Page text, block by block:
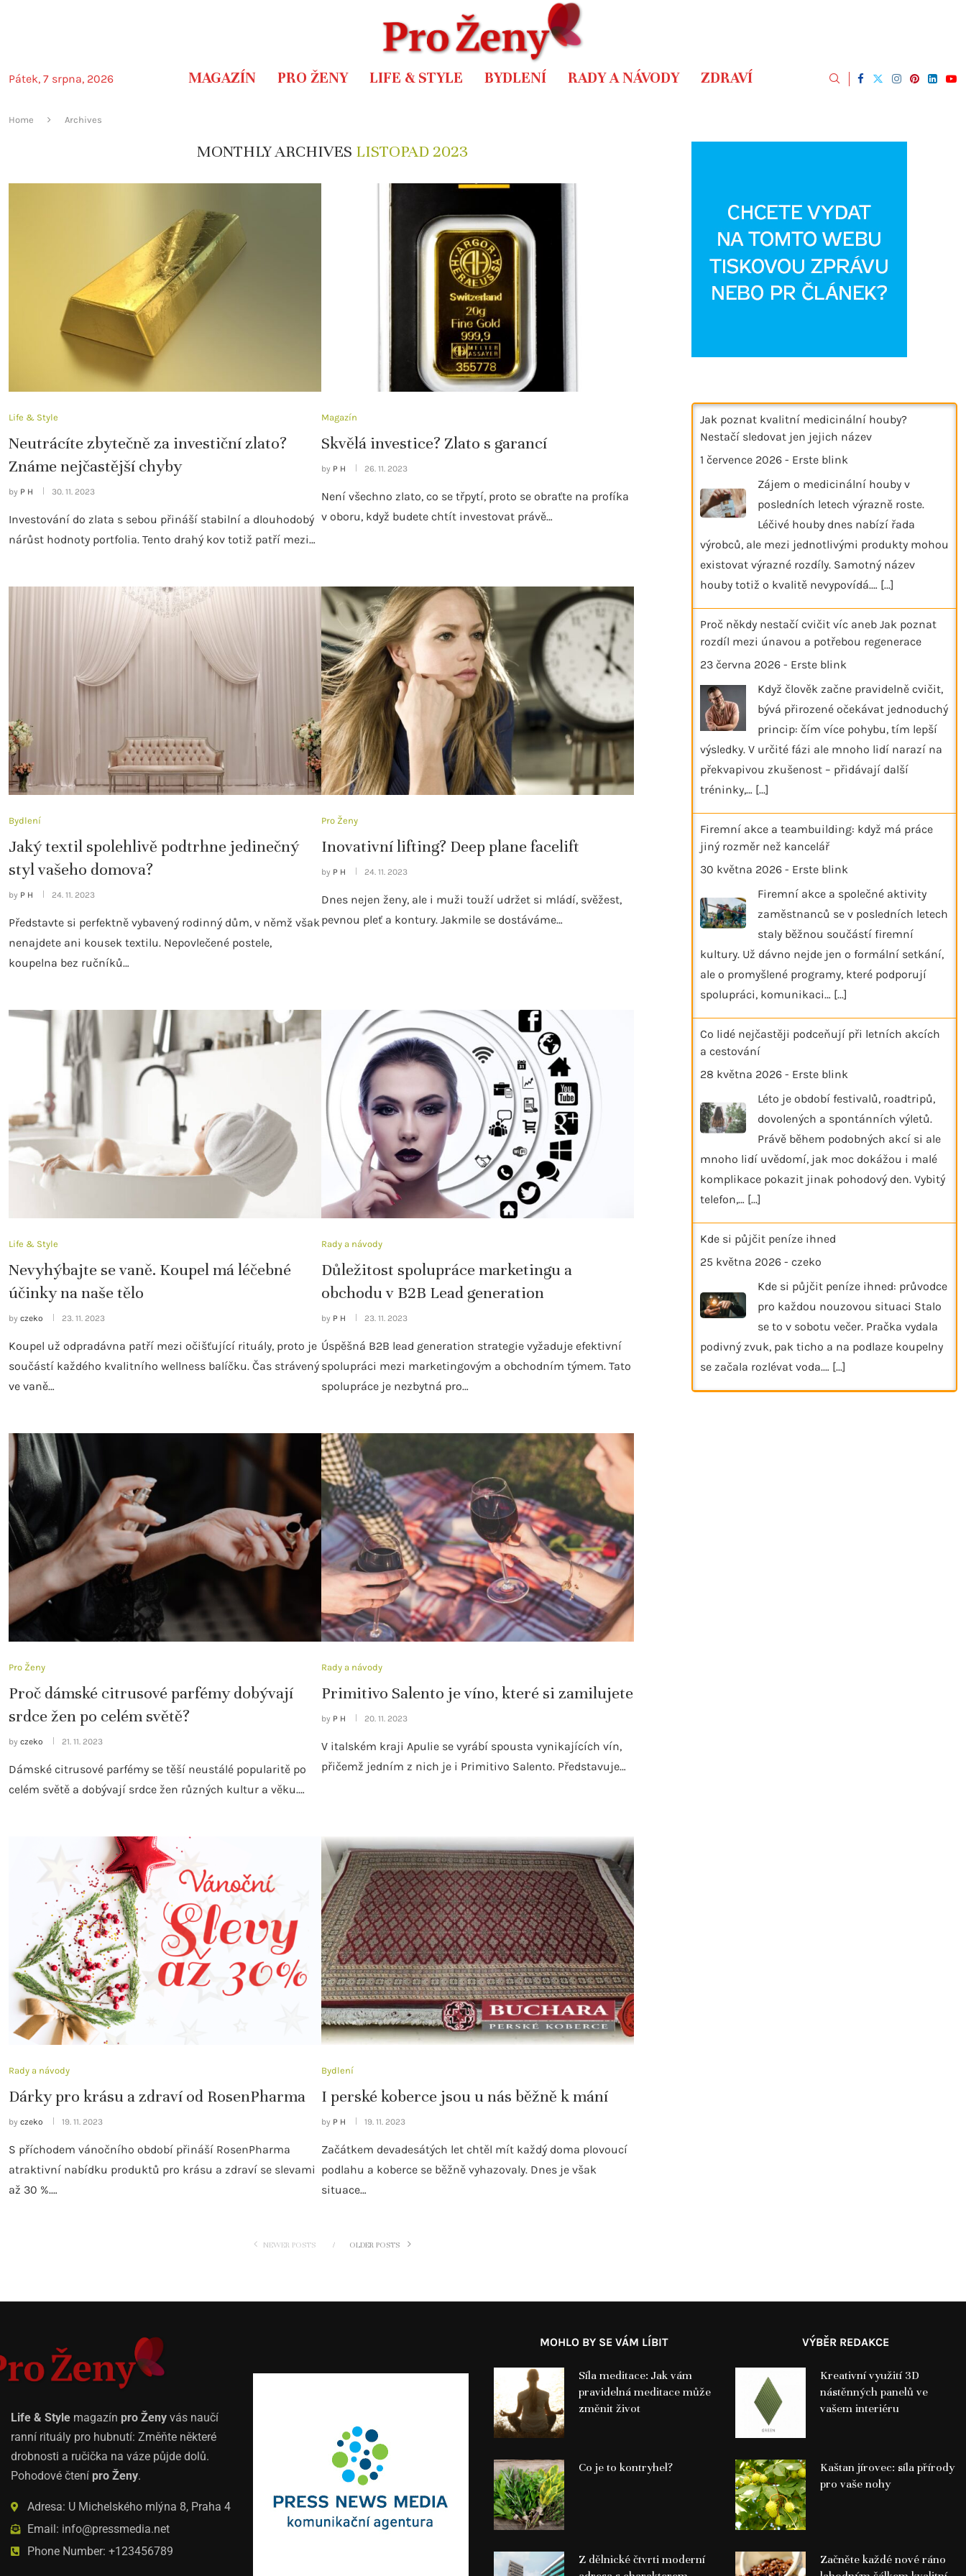
Pátek, 7 srpna, 2026 MAGAZÍN PRO ŽENY LIFE & STYLE BYDLENÍ RADY A NÁVODY ZDRAVÍ
Home Archives
MONTHLY ARCHIVES LISTOPAD 2023
Life & Style
Neutrácíte zbytečně za investiční zlato?
Známe nejčastější chyby
by P H 30. 11. 2023
Investování do zlata s sebou přináší stabilní a dlouhodobý
nárůst hodnoty portfolia. Tento drahý kov totiž patří mezi…
Magazín
Skvělá investice? Zlato s garancí
by P H 26. 11. 2023
Není všechno zlato, co se třpytí, proto se obraťte na profíka
v oboru, když budete chtít investovat právě…
Bydlení
Jaký textil spolehlivě podtrhne jedinečný
styl vašeho domova?
by P H 24. 11. 2023
Představte si perfektně vybavený rodinný dům, v němž však
nenajdete ani kousek textilu. Nepovlečené postele,
koupelna bez ručníků…
Pro Ženy
Inovativní lifting? Deep plane facelift
by P H 24. 11. 2023
Dnes nejen ženy, ale i muži touží udržet si mládí, svěžest,
pevnou pleť a kontury. Jakmile se dostáváme…
Life & Style
Nevyhýbajte se vaně. Koupel má léčebné
účinky na naše tělo
by czeko 23. 11. 2023
Koupel už odpradávna patří mezi očišťující rituály, proto je
součástí každého kvalitního wellness balíčku. Čas strávený
ve vaně…
Rady a návody
Důležitost spolupráce marketingu a
obchodu v B2B Lead generation
by P H 23. 11. 2023
Úspěšná B2B lead generation strategie vyžaduje efektivní
spolupráci mezi marketingovým a obchodním týmem. Tato
spolupráce je nezbytná pro…
Pro Ženy
Proč dámské citrusové parfémy dobývají
srdce žen po celém světě?
by czeko 21. 11. 2023
Dámské citrusové parfémy se těší neustálé popularitě po
celém světě a dobývají srdce žen různých kultur a věku.…
Rady a návody
Primitivo Salento je víno, které si zamilujete
by P H 20. 11. 2023
V italském kraji Apulie se vyrábí spousta vynikajících vín,
přičemž jedním z nich je i Primitivo Salento. Představuje…
Rady a návody
Dárky pro krásu a zdraví od RosenPharma
by czeko 19. 11. 2023
S příchodem vánočního období přináší RosenPharma
atraktivní nabídku produktů pro krásu a zdraví se slevami
až 30 %.…
Bydlení
I perské koberce jsou u nás běžně k mání
by P H 19. 11. 2023
Začátkem devadesátých let chtěl mít každý doma plovoucí
podlahu a koberce se běžně vyhazovaly. Dnes je však
situace…
NEWER POSTS OLDER POSTS
Jak poznat kvalitní medicinální houby?
Nestačí sledovat jen jejich název
1 července 2026 - Erste blink
Zájem o medicinální houby v
posledních letech výrazně roste.
Léčivé houby dnes nabízí řada
výrobců, ale mezi jednotlivými produkty mohou
existovat výrazné rozdíly. Samotný název
houby totiž o kvalitě nevypovídá.… [...]
Proč někdy nestačí cvičit víc aneb Jak poznat
rozdíl mezi únavou a potřebou regenerace
23 června 2026 - Erste blink
Když člověk začne pravidelně cvičit,
bývá přirozené očekávat jednoduchý
princip: čím více pohybu, tím lepší
výsledky. V určité fázi ale mnoho lidí narazí na
překvapivou zkušenost – přidávají další
tréninky,… [...]
Firemní akce a teambuilding: když má práce
jiný rozměr než kancelář
30 května 2026 - Erste blink
Firemní akce a společné aktivity
zaměstnanců se v posledních letech
staly běžnou součástí firemní
kultury. Už dávno nejde jen o formální setkání,
ale o promyšlené programy, které podporují
spolupráci, komunikaci… [...]
Co lidé nejčastěji podceňují při letních akcích
a cestování
28 května 2026 - Erste blink
Léto je období festivalů, roadtripů,
dovolených a spontánních výletů.
Právě během podobných akcí si ale
mnoho lidí uvědomí, jak moc dokážou i malé
komplikace pokazit jinak pohodový den. Vybitý
telefon,… [...]
Kde si půjčit peníze ihned
25 května 2026 - czeko
Kde si půjčit peníze ihned: průvodce
pro každou nouzovou situaci Stalo
se to v sobotu večer. Pračka vydala
podivný zvuk, pak ticho a na podlaze koupelny
se začala rozlévat voda.… [...]
Life & Style magazín pro Ženy vás naučí
ranní rituály pro hubnutí: Změňte některé
drobnosti a ručička na váze půjde dolů.
Pohodové čtení pro Ženy.
Adresa: U Michelského mlýna 8, Praha 4
Email: info@pressmedia.net
Phone Number: +123456789
MOHLO BY SE VÁM LÍBIT
Síla meditace: Jak vám
pravidelná meditace může
změnit život
Co je to kontryhel?
Z dělnické čtvrti moderní
VÝBĚR REDAKCE
Kreativní využití 3D
nástěnných panelů ve
vašem interiéru
Kaštan jírovec: síla přírody
pro vaše nohy
Začněte každé nové ráno